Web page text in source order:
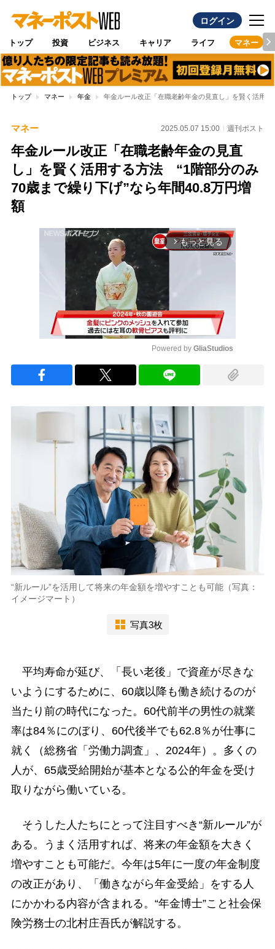
ログイン
トップ 投資 ビジネス キャリア ライフ マネー
トップ マネー 年金 年金ルール改正「在職老齢年金の見直し」を賢く活用
マネー 2025.05.07 15:00 週刊ポスト
年金ルール改正「在職老齢年金の見直
し」を賢く活用する方法 “1階部分のみ
70歳まで繰り下げ”なら年間40.8万円増
額
arrow_forward_ios もっと見る
Powered by GliaStudios
“新ルール”を活用して将来の年金額を増やすことも可能（写真：
イメージマート）
写真3枚
平均寿命が延び、「長い老後」で資産が尽きな
いようにするために、60歳以降も働き続けるのが
当たり前の時代になった。60代前半の男性の就業
率は84％にのぼり、60代後半でも62.8％が仕事に
就く（総務省「労働力調査」、2024年）。多くの
人が、65歳受給開始が基本となる公的年金を受け
取りながら働いている。
そうした人たちにとって注目すべき“新ルール”が
ある。うまく活用すれば、将来の年金額を大きく
増やすことも可能だ。今年は5年に一度の年金制度
の改正があり、「働きながら年金受給」をする人
にかかわる内容が含まれる。“年金博士”こと社会保
険労務士の北村庄吾氏が解説する。